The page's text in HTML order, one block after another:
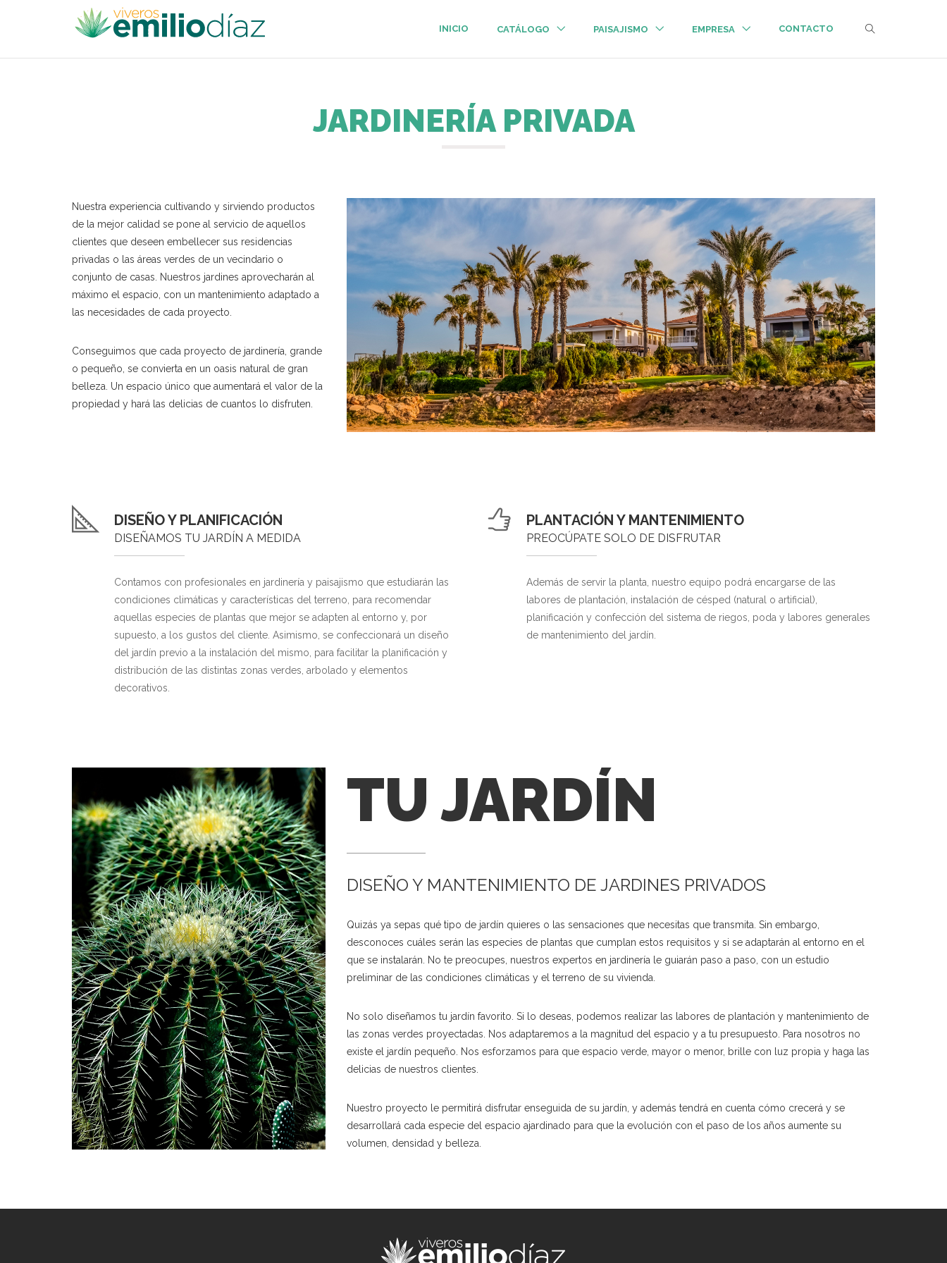
INICIO CATÁLOGO PAISAJISMO EMPRESA CONTACTO
JARDINERÍA PRIVADA
Nuestra experiencia cultivando y sirviendo productos
de la mejor calidad se pone al servicio de aquellos
clientes que deseen embellecer sus residencias
privadas o las áreas verdes de un vecindario o
conjunto de casas. Nuestros jardines aprovecharán al
máximo el espacio, con un mantenimiento adaptado a
las necesidades de cada proyecto.
Conseguimos que cada proyecto de jardinería, grande
o pequeño, se convierta en un oasis natural de gran
belleza. Un espacio único que aumentará el valor de la
propiedad y hará las delicias de cuantos lo disfruten.
DISEÑO Y PLANIFICACIÓN
DISEÑAMOS TU JARDÍN A MEDIDA
Contamos con profesionales en jardinería y paisajismo que estudiarán las
condiciones climáticas y características del terreno, para recomendar
aquellas especies de plantas que mejor se adapten al entorno y, por
supuesto, a los gustos del cliente. Asimismo, se confeccionará un diseño
del jardín previo a la instalación del mismo, para facilitar la planificación y
distribución de las distintas zonas verdes, arbolado y elementos
decorativos.
PLANTACIÓN Y MANTENIMIENTO
PREOCÚPATE SOLO DE DISFRUTAR
Además de servir la planta, nuestro equipo podrá encargarse de las
labores de plantación, instalación de césped (natural o artificial),
planificación y confección del sistema de riegos, poda y labores generales
de mantenimiento del jardín.
TU JARDÍN
DISEÑO Y MANTENIMIENTO DE JARDINES PRIVADOS
Quizás ya sepas qué tipo de jardín quieres o las sensaciones que necesitas que transmita. Sin embargo,
desconoces cuáles serán las especies de plantas que cumplan estos requisitos y si se adaptarán al entorno en el
que se instalarán. No te preocupes, nuestros expertos en jardinería le guiarán paso a paso, con un estudio
preliminar de las condiciones climáticas y el terreno de su vivienda.
No solo diseñamos tu jardín favorito. Si lo deseas, podemos realizar las labores de plantación y mantenimiento de
las zonas verdes proyectadas. Nos adaptaremos a la magnitud del espacio y a tu presupuesto. Para nosotros no
existe el jardín pequeño. Nos esforzamos para que espacio verde, mayor o menor, brille con luz propia y haga las
delicias de nuestros clientes.
Nuestro proyecto le permitirá disfrutar enseguida de su jardín, y además tendrá en cuenta cómo crecerá y se
desarrollará cada especie del espacio ajardinado para que la evolución con el paso de los años aumente su
volumen, densidad y belleza.